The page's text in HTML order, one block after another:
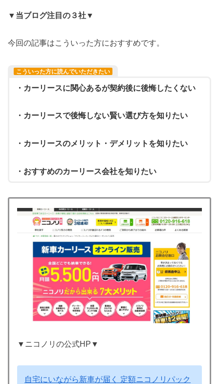
▼当ブログ注目の３社▼
今回の記事はこういった方におすすめです。
こういった方に読んでいただきたい
・カーリースに関心あるが契約後に後悔したくない
・カーリースで後悔しない賢い選び方を知りたい
・カーリースのメリット・デメリットを知りたい
・おすすめのカーリース会社を知りたい
▼ニコノリの公式HP▼
自宅にいながら新車が届く 定額ニコノリパック